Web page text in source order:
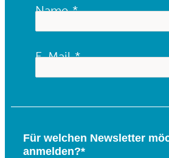
Name
E-Mail
Für welchen Newsletter
anmelden?*